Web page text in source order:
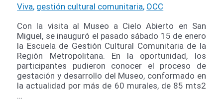
Viva, gestión cultural comunitaria, OCC
Con la visita al Museo a Cielo Abierto en San
Miguel, se inauguró el pasado sábado 15 de enero
la Escuela de Gestión Cultural Comunitaria de la
Región Metropolitana. En la oportunidad, los
participantes pudieron conocer el proceso de
gestación y desarrollo del Museo, conformado en
la actualidad por más de 60 murales, de 85 mts2
…